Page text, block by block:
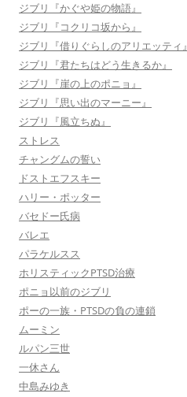
ジブリ『かぐや姫の物語』
ジブリ『コクリコ坂から』
ジブリ『借りぐらしのアリエッティ』
ジブリ『君たちはどう生きるか』
ジブリ『崖の上のポニョ』
ジブリ『思い出のマーニー』
ジブリ『風立ちぬ』
ストレス
チャングムの誓い
ドストエフスキー
ハリー・ポッター
バセドー氏病
バレエ
パラケルスス
ホリスティックPTSD治療
ポニョ以前のジブリ
ポーの一族・PTSDの負の連鎖
ムーミン
ルパン三世
一休さん
中島みゆき